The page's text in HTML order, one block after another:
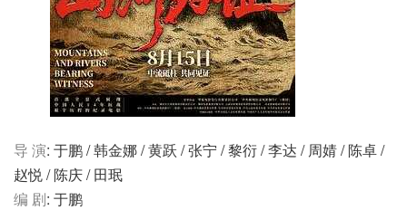
导 演: 于鹏 / 韩金娜 / 黄跃 / 张宁 / 黎衍 / 李达 / 周婧 / 陈卓 /
赵悦 / 陈庆 / 田珉
编 剧: 于鹏